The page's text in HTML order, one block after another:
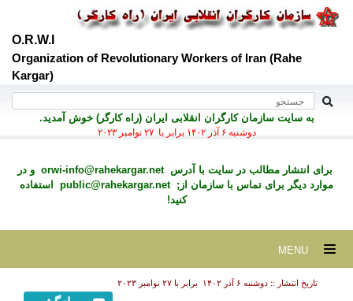
O.R.W.I
Organization of Revolutionary Workers of Iran (Rahe
Kargar)
به سايت سازمان کارگران انقلابی ايران (راه کارگر) خوش آمديد.
دوشنبه ۶ آذر ۱۴۰۲ برابر با ۲۷ نوامبر ۲۰۲۳
برای انتشار مطالب در سايت با آدرسorwi-info@rahekargar.net و در
موارد ديگر برای تماس با سازمان از;public@rahekargar.net
استفاده
کنید!
تاریخ انتشار :: دوشنبه ۶ آذر ۱۴۰۲ برابر با ۲۷ نوامبر ۲۰۲۳